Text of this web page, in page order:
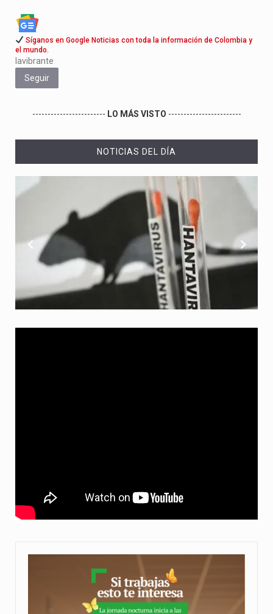
Síganos en Google Noticias con toda la información de Colombia y
el mundo.
lavibrante
Seguir
------------------------ LO MÁS VISTO ------------------------
NOTICIAS DEL DÍA